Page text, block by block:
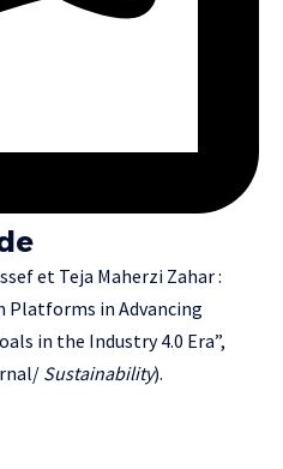
et Teja Maherzi Zahar :
Platforms in Advancing
in the Industry 4.0 Era”,
Sustainability).